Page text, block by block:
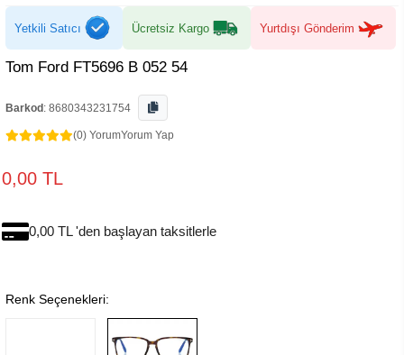
Yetkili Satıcı Ücretsiz Kargo Yurtdışı Gönderim
Tom Ford FT5696 B 052 54
Barkod : 8680343231754
(0) YorumYorum Yap
0,00 TL
0,00 TL 'den başlayan taksitlerle
Renk Seçenekleri: